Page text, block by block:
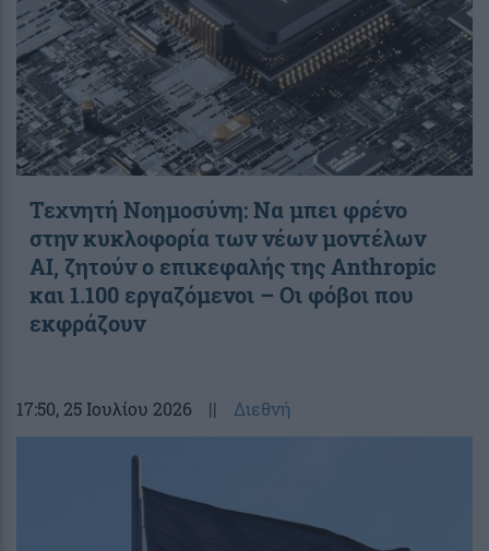
Τεχνητή Νοημοσύνη: Να μπει φρένο
στην κυκλοφορία των νέων μοντέλων
AI, ζητούν ο επικεφαλής της Anthropic
και 1.100 εργαζόμενοι – Οι φόβοι που
εκφράζουν
17:50, 25 Ιουλίου 2026 || Διεθνή